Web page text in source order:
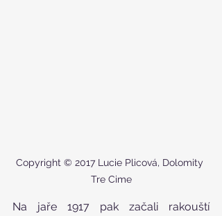
Copyright © 2017 Lucie Plicová, Dolomity
Tre Cime
Na jaře 1917 pak začali rakouští